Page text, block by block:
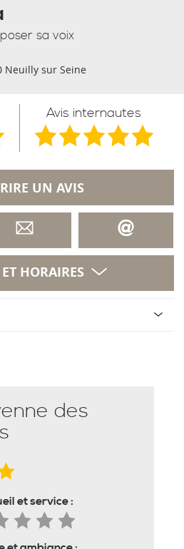
sa voix
Neuilly sur Seine
Avis internautes
UN AVIS
HORAIRES
des
et service :